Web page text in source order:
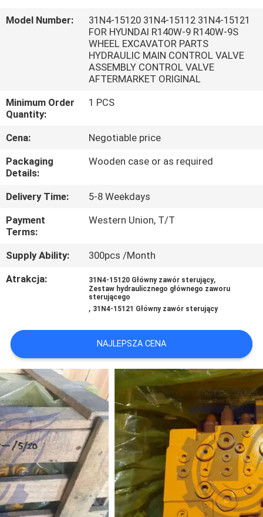
WYCIECZKA
JAKOŚCI
SKONTAKTUJ
SIĘ
Z
NAMI
WSZYSTKIE
POPROSIĆ
O
WYCENĘ
SITEMAP
POLITYKA
PRYWATNOŚCI
Model Number:
31N4-15120 31N4-15112 31N4-15121
FOR HYUNDAI R140W-9 R140W-9S
WHEEL EXCAVATOR PARTS
HYDRAULIC MAIN CONTROL VALVE
ASSEMBLY CONTROL VALVE
AFTERMARKET ORIGINAL
Minimum Order
Quantity:
1 PCS
Cena:
Negotiable price
Packaging
Details:
Wooden case or as required
Delivery Time:
5-8 Weekdays
Payment
Terms:
Western Union, T/T
Supply Ability:
300pcs /Month
Atrakcja:
31N4-15120 Główny zawór sterujący,
Zestaw hydraulicznego głównego zaworu
sterującego
, 31N4-15121 Główny zawór sterujący
NAJLEPSZA CENA